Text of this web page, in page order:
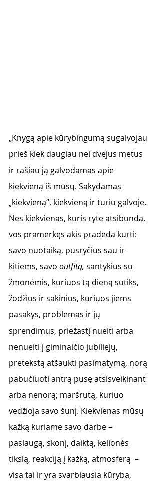
„Knygą apie kūrybingumą sugalvojau
prieš kiek daugiau nei dvejus metus
ir rašiau ją galvodamas apie
kiekvieną iš mūsų. Sakydamas
„kiekvieną”, kiekvieną ir turiu galvoje.
Nes kiekvienas, kuris ryte atsibunda,
vos pramerkęs akis pradeda kurti:
savo nuotaiką, pusryčius sau ir
kitiems, savo outfitą, santykius su
žmonėmis, kuriuos tą dieną sutiks,
žodžius ir sakinius, kuriuos jiems
pasakys, problemas ir jų
sprendimus, priežastį nueiti arba
nenueiti į giminaičio jubiliejų,
pretekstą atšaukti pasimatymą, norą
pabučiuoti antrą pusę atsisveikinant
arba nenorą; maršrutą, kuriuo
vedžioja savo šunį. Kiekvienas mūsų
kažką kuriame savo darbe –
paslaugą, skonį, daiktą, kelionės
tikslą, reakciją į kažką, atmosferą  –
visa tai ir yra svarbiausia kūryba,